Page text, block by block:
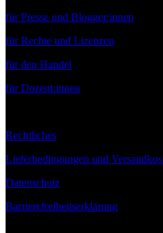
für Presse und Blogger:innen
für Rechte und Lizenzen
für den Handel
für Dozent:innen
Rechtliches
Lieferbedingungen und
Datenschutz
Barrierefreiheitserklärung